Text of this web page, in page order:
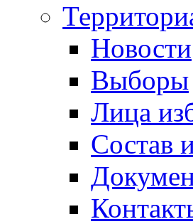
Новости
Выборы
Лица
Состав